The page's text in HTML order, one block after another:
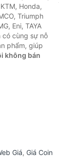
Honda,
Triumph
Eni, TAYA
có cùng sự nỗ
phẩm, giúp
không bán
Giá, Giá Coin